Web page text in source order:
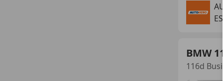
BMW
116d